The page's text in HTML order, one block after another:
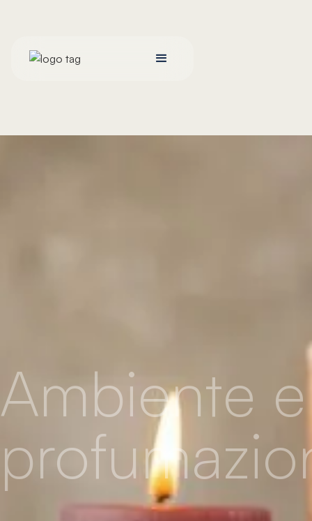
Ambiente e